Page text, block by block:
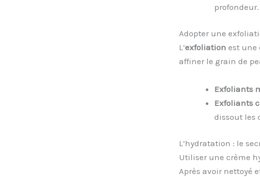
profondeur.
Adopter une
L’exfoliation est une
affiner le grain de
Exfoliants
Exfoliants
dissout les
L’hydratation : le
Utiliser une crème
Après avoir nettoyé